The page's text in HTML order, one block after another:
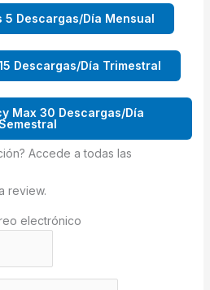
Descargas/Día Mensual
Descargas/Día Trimestral
Max 30 Descargas/Día
Accede a todas las
review.
electrónico